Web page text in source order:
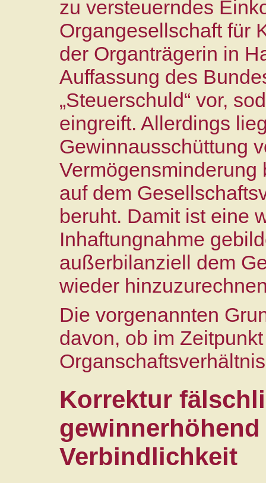
zu versteuerndes
Organgesellschaft für
der Organträgerin in
Auffassung des
„Steuerschuld“ vor,
eingreift. Allerdings
Gewinnausschüttung
auf dem
beruht. Damit ist eine
Inhaftungnahme
außerbilanziell dem
wieder
Die vorgenannten
davon, ob im
Korrektur
Verbindlichkeit